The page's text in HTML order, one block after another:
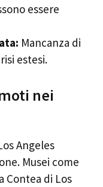
essere
Mancanza di
estesi.
nei
Angeles
Musei come
Contea di Los